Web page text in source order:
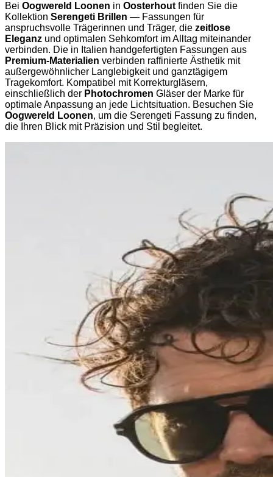
Bei Oogwereld Loonen in Oosterhout finden Sie die
Kollektion Serengeti Brillen — Fassungen für
anspruchsvolle Trägerinnen und Träger, die zeitlose
Eleganz und optimalen Sehkomfort im Alltag miteinander
verbinden. Die in Italien handgefertigten Fassungen aus
Premium-Materialien verbinden raffinierte Ästhetik mit
außergewöhnlicher Langlebigkeit und ganztägigem
Tragekomfort. Kompatibel mit Korrekturgläsern,
einschließlich der Photochromen Gläser der Marke für
optimale Anpassung an jede Lichtsituation. Besuchen Sie
Oogwereld Loonen, um die Serengeti Fassung zu finden,
die Ihren Blick mit Präzision und Stil begleitet.